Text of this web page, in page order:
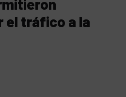
el tráfico a la